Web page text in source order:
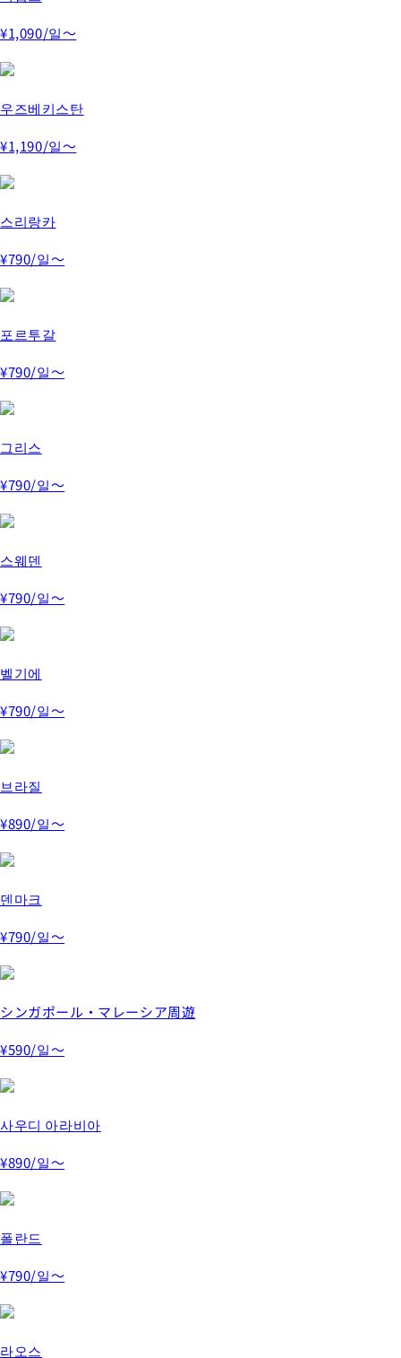
¥1,090/일～
우즈베키스탄
¥1,190/일～
스리랑카
¥790/일～
포르투갈
¥790/일～
그리스
¥790/일～
스웨덴
¥790/일～
벨기에
¥790/일～
브라질
¥890/일～
덴마크
¥790/일～
シンガポール・マレーシア周遊
¥590/일～
사우디 아라비아
¥890/일～
폴란드
¥790/일～
라오스